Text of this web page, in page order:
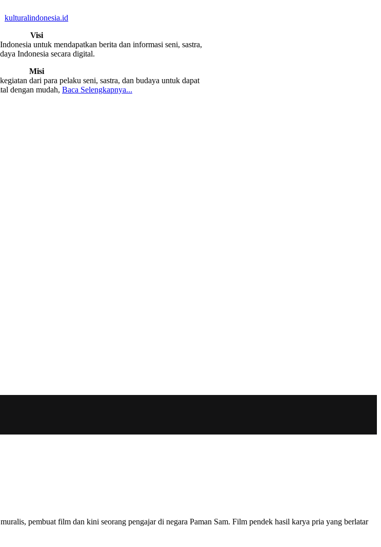
kulturalindonesia.id
Visi
untuk mendapatkan berita dan informasi seni, sastra,
Indonesia secara digital.
Misi
dari para pelaku seni, sastra, dan budaya untuk dapat
dengan mudah, Baca Selengkapnya...
pembuat film dan kini seorang pengajar di negara Paman Sam. Film pendek hasil karya pria yang berlatar